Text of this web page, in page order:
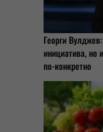
Георги
инициатива, но
по-конкретно